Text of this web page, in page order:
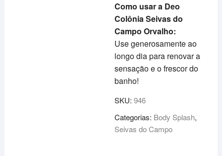
Como usar a Deo
Colônia Seivas do
Campo Orvalho:
Use generosamente ao
longo dia para renovar a
sensação e o frescor do
banho!
SKU:946
Categorias: Body Splash,
Seivas do Campo